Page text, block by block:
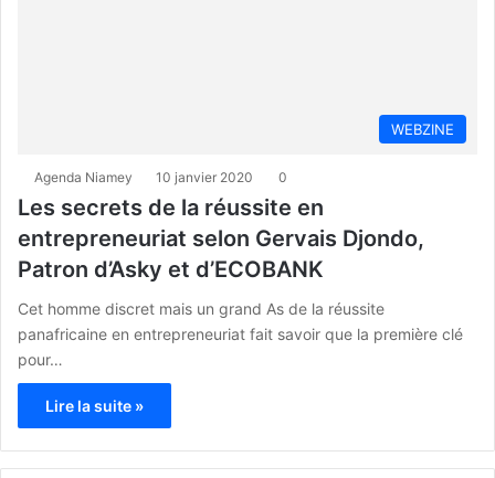
WEBZINE
Agenda Niamey 10 janvier 2020 0
Les secrets de la réussite en
entrepreneuriat selon Gervais Djondo,
Patron d’Asky et d’ECOBANK
Cet homme discret mais un grand As de la réussite
panafricaine en entrepreneuriat fait savoir que la première clé
pour…
Lire la suite »